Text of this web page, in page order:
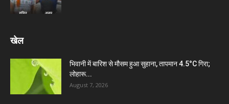
खेल
भिवानी में बारिश से मौसम हुआ सुहाना, तापमान 4.5°C गिरा;
लोहारू...
August 7, 2026